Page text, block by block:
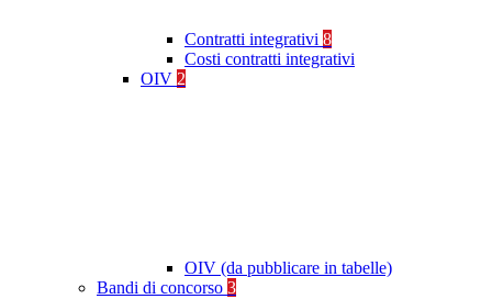
Contratti integrativi 8
Costi contratti integrativi
OIV 2
OIV (da pubblicare in tabelle)
Bandi di concorso 3